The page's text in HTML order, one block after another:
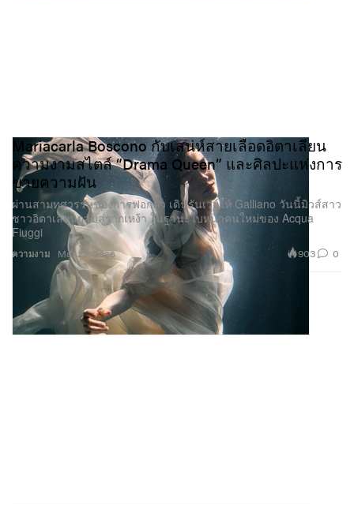
ความงาม
Mariacarla Boscono กับเสน่ห์สายเลือดอิตาเลียน
ความงามสไตล์ “Drama Queen” และศิลปะแห่งการ
ขายความฝัน
ผ่านสามทศวรรษของการฟอกคิ้ว เดินรันเวย์ให้ Galliano วันนี้มิวส์สาว
ชาวอิตาเลียนกลับสู่รากเหง้า ในฐานะใบหน้าคนใหม่ของ Acqua
Fiuggi
Mar 23, 2026 903 0